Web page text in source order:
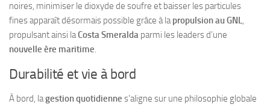
noires, minimiser le dioxyde de soufre et baisser les particules
fines apparaît désormais possible grâce à lapropulsion au GNL,
propulsant ainsi laCosta Smeralda parmi les leaders d’une
nouvelle ère maritime.
Durabilité et vie à bord
À bord, lagestion quotidienne s’aligne sur une philosophie globale